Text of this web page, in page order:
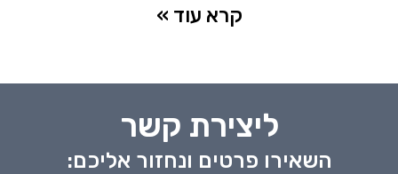
קרא עוד »
ליצירת קשר
השאירו פרטים ונחזור אליכם: